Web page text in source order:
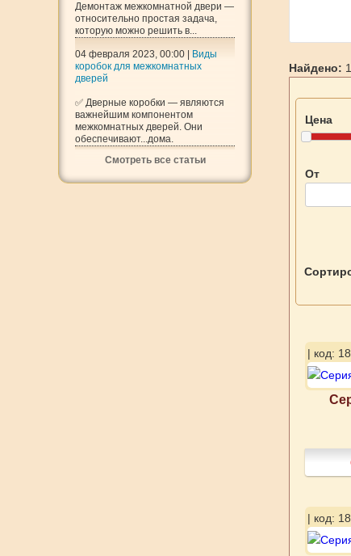
Демонтаж межкомнатной двери —
относительно простая задача,
которую можно решить в...
04 февраля 2023, 00:00 |
Виды
коробок для межкомнатных
дверей
✅ Дверные коробки — являются
важнейшим компонентом
межкомнатных дверей. Они
обеспечивают...дома.
Смотреть все статьи
Найдено:
Цена
От
| код:
| код: